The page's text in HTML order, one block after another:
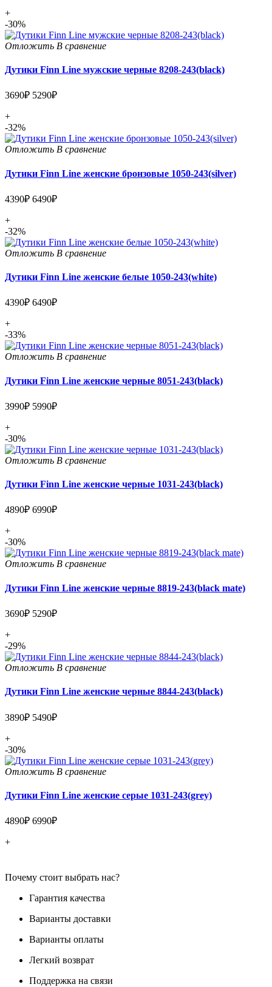
+
-30%
Отложить В сравнение
Дутики Finn Line мужские черные 8208-243(black)
3690₽ 5290₽
+
-32%
Отложить В сравнение
Дутики Finn Line женские бронзовые 1050-243(silver)
4390₽ 6490₽
+
-32%
Отложить В сравнение
Дутики Finn Line женские белые 1050-243(white)
4390₽ 6490₽
+
-33%
Отложить В сравнение
Дутики Finn Line женские черные 8051-243(black)
3990₽ 5990₽
+
-30%
Отложить В сравнение
Дутики Finn Line женские черные 1031-243(black)
4890₽ 6990₽
+
-30%
Отложить В сравнение
Дутики Finn Line женские черные 8819-243(black mate)
3690₽ 5290₽
+
-29%
Отложить В сравнение
Дутики Finn Line женские черные 8844-243(black)
3890₽ 5490₽
+
-30%
Отложить В сравнение
Дутики Finn Line женские серые 1031-243(grey)
4890₽ 6990₽
+
Почему стоит выбрать нас?
Гарантия качества
Варианты доставки
Варианты оплаты
Легкий возврат
Поддержка на связи